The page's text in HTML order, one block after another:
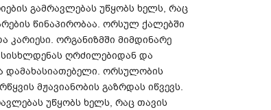
გამრავლებას უწყობს ხელს, რაც
წინაპირობაა. ორსულ ქალებში
ორგანიზმში მიმდინარე
ღრძილებიდან და
დამახასიათებელი. ორსულობის
მჟავიანობის გაზრდას იწვევს.
უწყობს ხელს, რაც თავის